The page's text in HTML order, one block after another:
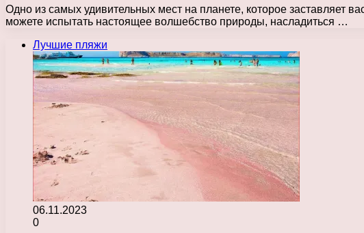
Одно из самых удивительных мест на планете, которое заставляет
можете испытать настоящее волшебство природы, насладиться …
Лучшие пляжи
06.11.2023
0